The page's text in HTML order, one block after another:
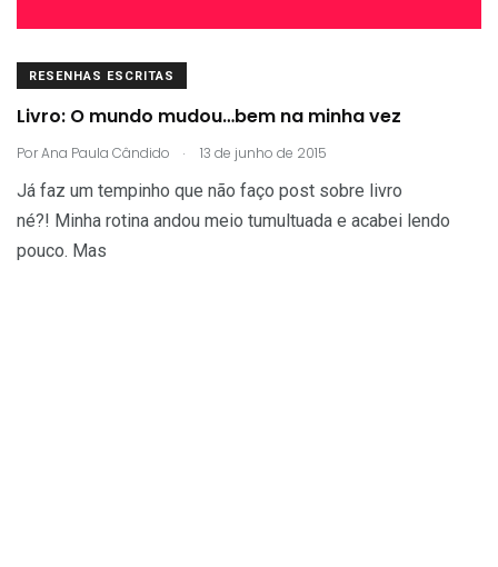
RESENHAS ESCRITAS
Livro: O mundo mudou…bem na minha vez
PorAna Paula Cândido . 13 de junho de 2015
Já faz um tempinho que não faço post sobre livro
né?! Minha rotina andou meio tumultuada e acabei lendo
pouco. Mas